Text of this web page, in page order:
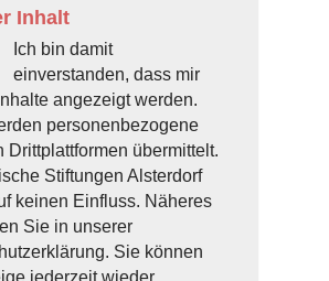
Inhalt
Ich bin damit
einverstanden, dass mir
angezeigt werden.
personenbezogene
Drittplattformen übermittelt.
Stiftungen Alsterdorf
keinen Einfluss. Näheres
Sie in unserer
Sie können
jederzeit wieder